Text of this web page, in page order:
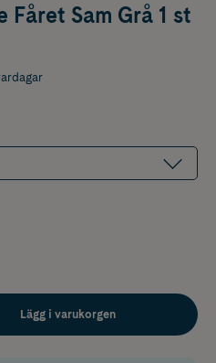
Fåret Sam Grå 1 st
Lägg i varukorgen